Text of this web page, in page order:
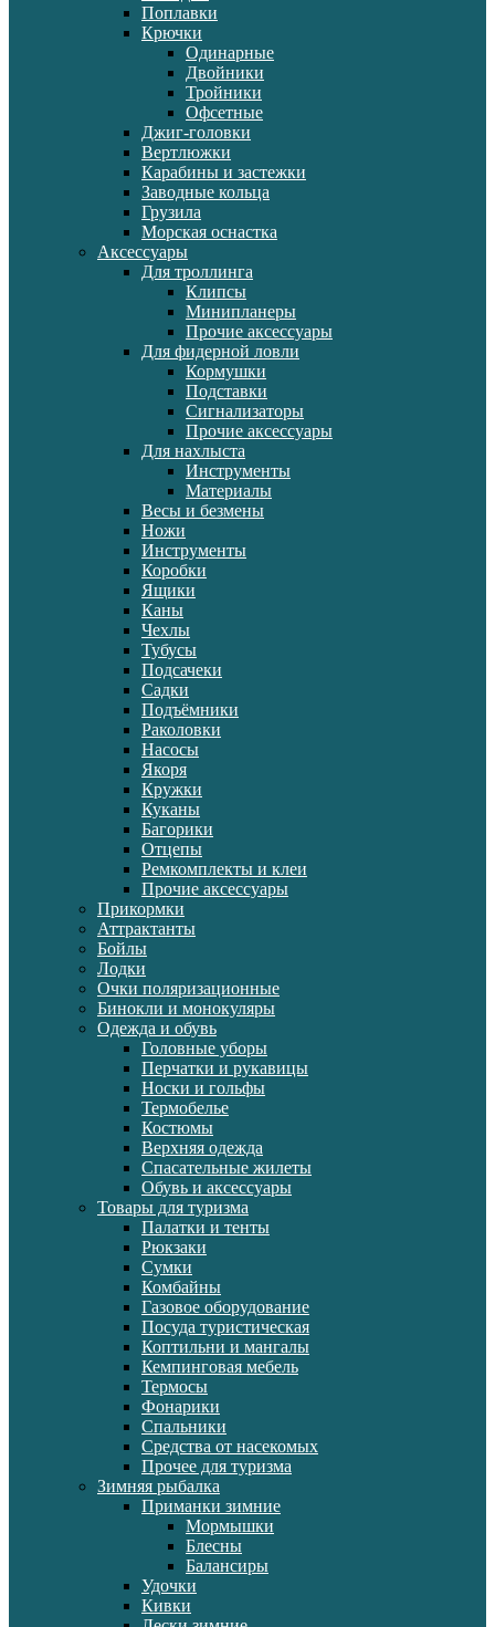
Поплавки
Крючки
Одинарные
Двойники
Тройники
Офсетные
Джиг-головки
Вертлюжки
Карабины и застежки
Заводные кольца
Грузила
Морская оснастка
Аксессуары
Для троллинга
Клипсы
Минипланеры
Прочие аксессуары
Для фидерной ловли
Кормушки
Подставки
Сигнализаторы
Прочие аксессуары
Для нахлыста
Инструменты
Материалы
Весы и безмены
Ножи
Инструменты
Коробки
Ящики
Каны
Чехлы
Тубусы
Подсачеки
Садки
Подъёмники
Раколовки
Насосы
Якоря
Кружки
Куканы
Багорики
Отцепы
Ремкомплекты и клеи
Прочие аксессуары
Прикормки
Аттрактанты
Бойлы
Лодки
Очки поляризационные
Бинокли и монокуляры
Одежда и обувь
Головные уборы
Перчатки и рукавицы
Носки и гольфы
Термобелье
Костюмы
Верхняя одежда
Спасательные жилеты
Обувь и аксессуары
Товары для туризма
Палатки и тенты
Рюкзаки
Сумки
Комбайны
Газовое оборудование
Посуда туристическая
Коптильни и мангалы
Кемпинговая мебель
Термосы
Фонарики
Спальники
Средства от насекомых
Прочее для туризма
Зимняя рыбалка
Приманки зимние
Мормышки
Блесны
Балансиры
Удочки
Кивки